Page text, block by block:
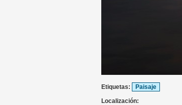
Etiquetas:
Paisaje
Localización: